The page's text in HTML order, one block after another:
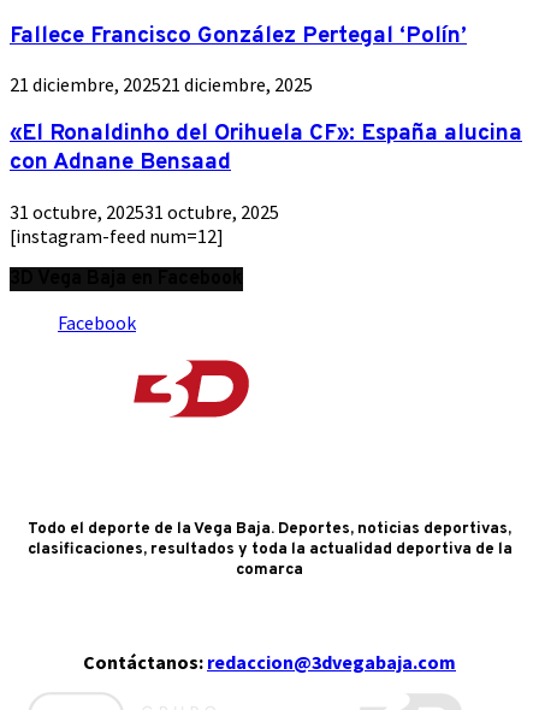
Fallece Francisco González Pertegal ‘Polín’
21 diciembre, 202521 diciembre, 2025
«El Ronaldinho del Orihuela CF»: España alucina
con Adnane Bensaad
31 octubre, 202531 octubre, 2025
[instagram-feed num=12]
Facebook
Todo el deporte de la Vega Baja. Deportes, noticias deportivas,
clasificaciones, resultados y toda la actualidad deportiva de la
comarca
Contáctanos: redaccion@3dvegabaja.com